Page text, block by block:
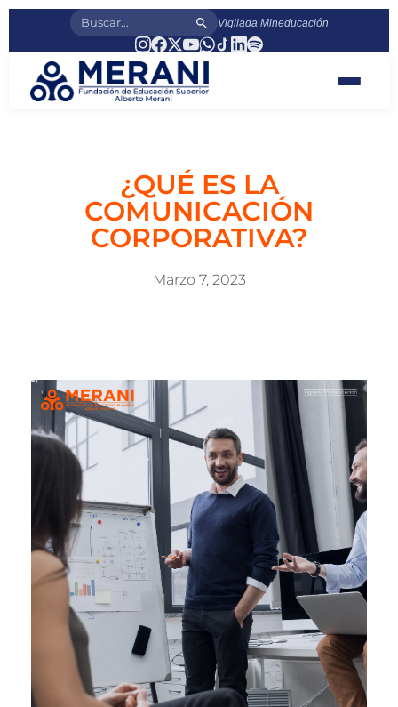
Vigilada Mineducación
¿QUÉ ES LA
COMUNICACIÓN
CORPORATIVA?
Marzo 7, 2023